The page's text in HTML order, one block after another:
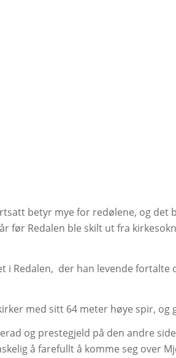
betyr mye for redølene, og
før Redalen ble skilt ut fra
Redalen, der han levende
med sitt 64 meter høye spir, og
og prestegjeld på den andre
å farefullt å komme seg over